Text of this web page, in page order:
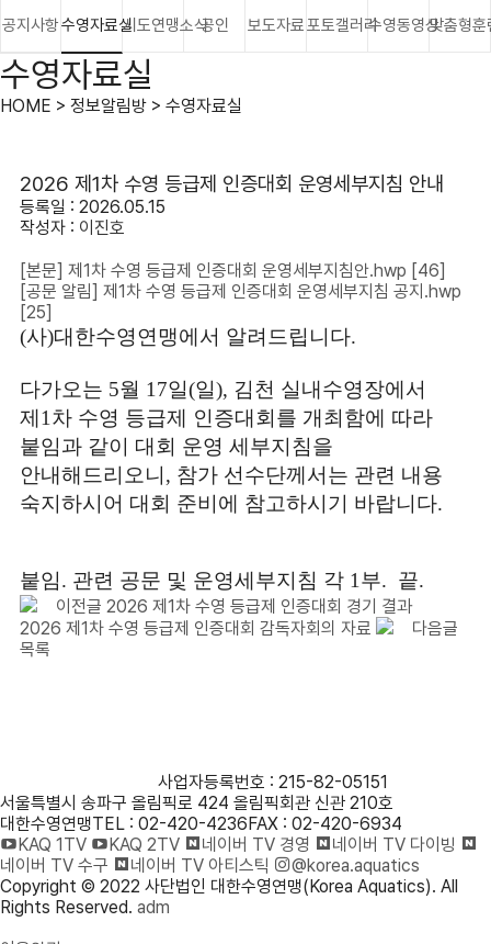
공지사항수영자료실시도연맹소식공인 보도자료포토갤러리수영동영상맞춤형훈
수영자료실
HOME > 정보알림방 > 수영자료실
2026 제1차 수영 등급제 인증대회 운영세부지침 안내
등록일 : 2026.05.15
작성자 : 이진호
[본문] 제1차 수영 등급제 인증대회 운영세부지침안.hwp [46]
[공문 알림] 제1차 수영 등급제 인증대회 운영세부지침 공지.hwp
[25]
(사)대한수영연맹에서 알려드립니다.
다가오는 5월 17일(일), 김천 실내수영장에서
제1차 수영 등급제 인증대회를 개최함에 따라
붙임과 같이 대회 운영 세부지침을
안내해드리오니, 참가 선수단께서는 관련 내용
숙지하시어 대회 준비에 참고하시기 바랍니다.
붙임. 관련 공문 및 운영세부지침 각 1부. 끝.
이전글 2026 제1차 수영 등급제 인증대회 경기 결과
2026 제1차 수영 등급제 인증대회 감독자회의 자료
다음글
목록
사업자등록번호 : 215-82-05151
서울특별시 송파구 올림픽로 424 올림픽회관 신관 210호
대한수영연맹TEL : 02-420-4236FAX : 02-420-6934
KAQ 1TV
KAQ 2TV 네이버 TV 경영
네이버 TV 다이빙
네이버 TV 수구
네이버 TV 아티스틱
@korea.aquatics
Copyright © 2022 사단법인 대한수영연맹(Korea Aquatics). All
Rights Reserved. adm